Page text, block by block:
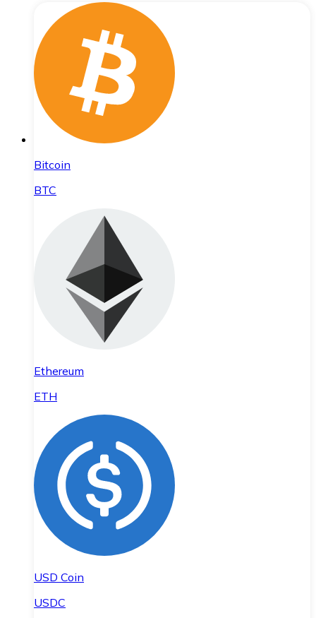
Bitcoin
BTC
Ethereum
ETH
USD Coin
USDC